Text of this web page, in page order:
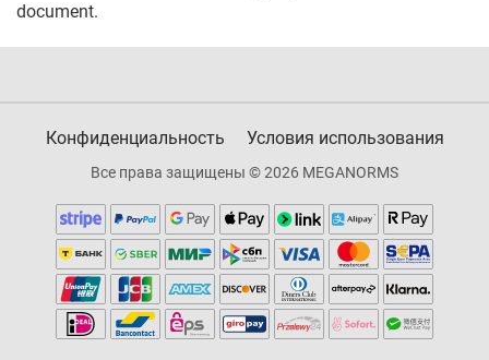
document.
Конфиденциальность Условия использования
Все права защищены © 2026 MEGANORMS